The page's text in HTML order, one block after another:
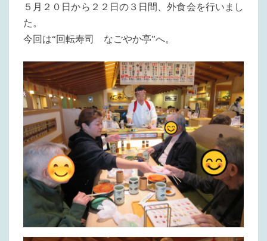
５月２０日から２２日の３日間、外食会を行いまし
た。
今回は“回転寿司 なごやか亭”へ。